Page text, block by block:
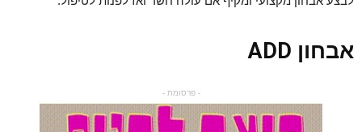
אבחון ADD
- פרסומת -